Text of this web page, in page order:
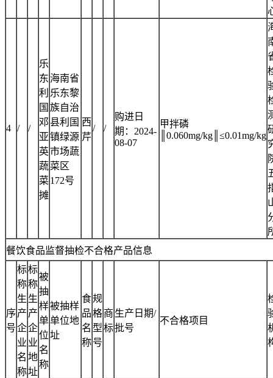
4 / /
乐
东
利
国
邓
亚
英
蔬
菜
摊
海南省
乐东黎
族自治
县利国
镇绿源
市场蔬
菜区
172号
西
芹
/ /
购进日
期：2024-
08-07
甲拌磷
║0.060mg/kg║≤0.01mg/kg
餐饮食品监督抽检不合格产品信息
序
号
标
称
生
产
企
业
名
称
标
称
生
产
企
业
地
址
被
抽
样
单
位
名
称
被抽样
单位地
址
食
品
名
称
规
格
型
号
商
标
生产日期/
批号
不合格项目